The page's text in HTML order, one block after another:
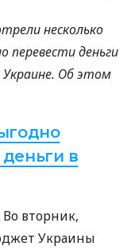
несколько
перевести деньги
Украине. Об этом
в
Во вторник,
Украины